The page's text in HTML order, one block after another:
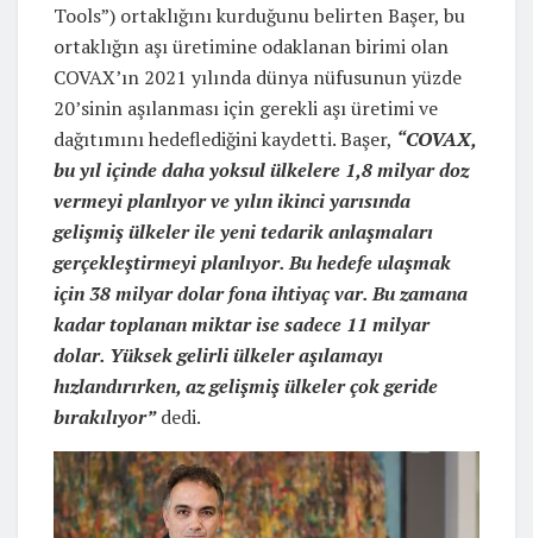
Tools”) ortaklığını kurduğunu belirten Başer, bu
ortaklığın aşı üretimine odaklanan birimi olan
COVAX’ın 2021 yılında dünya nüfusunun yüzde
20’sinin aşılanması için gerekli aşı üretimi ve
dağıtımını hedeflediğini kaydetti. Başer, “COVAX,
bu yıl içinde daha yoksul ülkelere 1,8 milyar doz
vermeyi planlıyor ve yılın ikinci yarısında
gelişmiş ülkeler ile yeni tedarik anlaşmaları
gerçekleştirmeyi planlıyor. Bu hedefe ulaşmak
için 38 milyar dolar fona ihtiyaç var. Bu zamana
kadar toplanan miktar ise sadece 11 milyar
dolar. Yüksek gelirli ülkeler aşılamayı
hızlandırırken, az gelişmiş ülkeler çok geride
bırakılıyor” dedi.